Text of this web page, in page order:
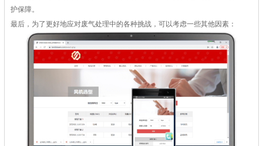
护保障。
最后，为了更好地应对废气处理中的各种挑战，可以考虑一些其他因素：